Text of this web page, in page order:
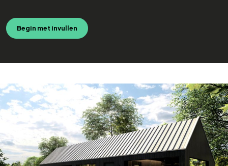
Begin met invullen